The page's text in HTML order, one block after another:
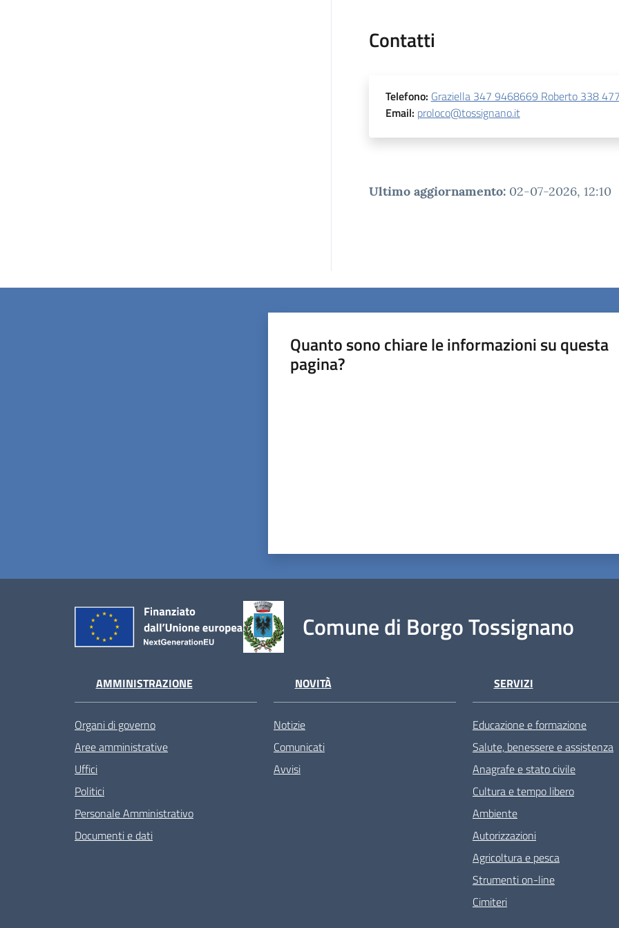
Contatti
Telefono: Graziella 347 9468669 Roberto 338
Email: proloco@tossignano.it
Ultimo aggiornamento: 02-07-2026, 12:10
Quanto sono chiare le informazioni su questa
pagina?
Comune di Borgo Tossignano
AMMINISTRAZIONE
Organi di governo
Aree amministrative
Uffici
Politici
Personale Amministrativo
Documenti e dati
NOVITÀ
Notizie
Comunicati
Avvisi
SERVIZI
Educazione e formazione
Salute, benessere e assistenza
Anagrafe e stato civile
Cultura e tempo libero
Ambiente
Autorizzazioni
Agricoltura e pesca
Strumenti on-line
Cimiteri